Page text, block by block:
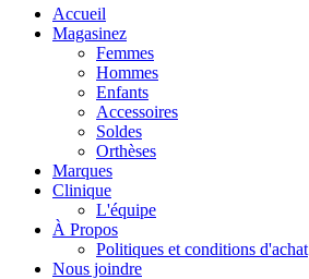
Accueil
Magasinez
Femmes
Hommes
Enfants
Accessoires
Soldes
Orthèses
Marques
Clinique
L'équipe
À Propos
Politiques et conditions d'achat
Nous joindre